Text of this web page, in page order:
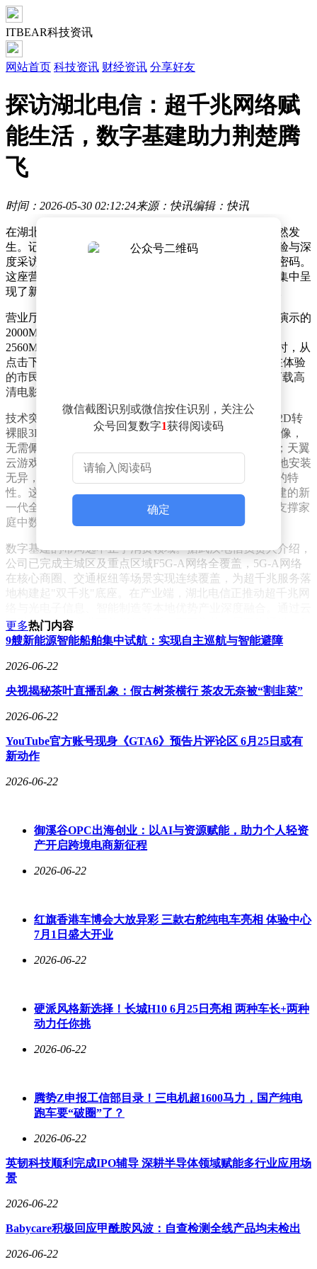
ITBEAR科技资讯
网站首页 科技资讯 财经资讯 分享好友
探访湖北电信：超千兆网络赋
能生活，数字基建助力荆楚腾
飞
时间：2026-05-30 02:12:24来源：快讯编辑：快讯
在湖北武汉，一场由超千兆网络驱动的数字变革正在悄然发
生。记者近日探访洪山广场电信营业厅，通过沉浸式体验与深
度采访，揭开湖北电信以数字基建赋能城市发展的实践密码。
这座营业厅作为湖北电信超千兆项目的核心展示窗口，集中呈
现了新一代网络技术如何重塑生活场景、激活产业动能。
营业厅内的超千兆体验区成为人气焦点。工作人员现场演示的
2000M全光宽带下载测试中，测速仪显示峰值速率达
2560Mbps，远超理论值。当记者用50GB的4K电影验证时，从
点击下载到完成仅耗时1分58秒，全程无缓冲卡顿。正在体验
的市民王先生惊叹："这比我家百兆宽带快了几十倍，下载高
清电影就像打开水龙头接水一样顺畅。"
技术突破带来的体验升级在多个场景中具象化呈现。在2D转
裸眼3D观影区，普通影片通过智能算法实时生成立体影像，
无需佩戴专业设备即可感受人物"跃出屏幕"的震撼效果；天翼
云游戏专区里，大型主机游戏即点即玩，操作响应与本地安装
无异，工作人员解释这得益于超千兆网络"毫秒级时延"的特
性。这些创新应用背后，是武汉电信基于F5G-A技术构建的新
一代全光网络，其"万兆到户、千兆到房"的能力可同时支撑家
庭中数十台设备并行运行。
数字基建的布局远不止于消费领域。据武汉电信负责人介绍，
公司已完成主城区及重点区域F5G-A网络全覆盖，5G-A网络
在核心商圈、交通枢纽等场景实现连续覆盖，为超千兆服务落
地构建起"双千兆"底座。在产业端，湖北电信正推动超千兆网
网融合架构，企业可获得低时延、高可靠的专属网络通道，为
远程操控、工业互联网等场景提供关键支撑。
这场由网络升级引发的连锁反应正在改变城市运行逻辑。从智
应；从远程医疗中4K影像实时传输，到智能制造车间里机械
络。当记者离开营业厅时，门外LED屏上滚动播放的"超千兆
时代"宣传语，恰似这座城市数字化转型的生动注脚。
微信截图识别或微信按住识别，关注公
众号回复数字1获得阅读码
确定
更多热门内容
9艘新能源智能船舶集中试航：实现自主巡航与智能避障
2026-06-22
央视揭秘茶叶直播乱象：假古树茶横行 茶农无奈被“割韭菜”
2026-06-22
YouTube官方账号现身《GTA6》预告片评论区 6月25日或有
新动作
2026-06-22
御溪谷OPC出海创业：以AI与资源赋能，助力个人轻资
产开启跨境电商新征程
2026-06-22
红旗香港车博会大放异彩 三款右舵纯电车亮相 体验中心
7月1日盛大开业
2026-06-22
硬派风格新选择！长城H10 6月25日亮相 两种车长+两种
动力任你挑
2026-06-22
腾势Z申报工信部目录！三电机超1600马力，国产纯电
跑车要“破圈”了？
2026-06-22
英韧科技顺利完成IPO辅导 深耕半导体领域赋能多行业应用场
景
2026-06-22
Babycare积极回应甲酰胺风波：自查检测全线产品均未检出
2026-06-22